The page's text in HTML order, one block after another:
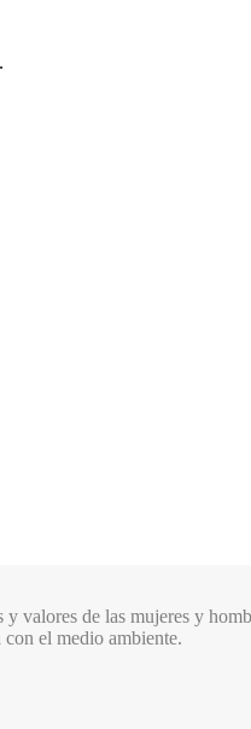
valores de las mujeres y
el medio ambiente.